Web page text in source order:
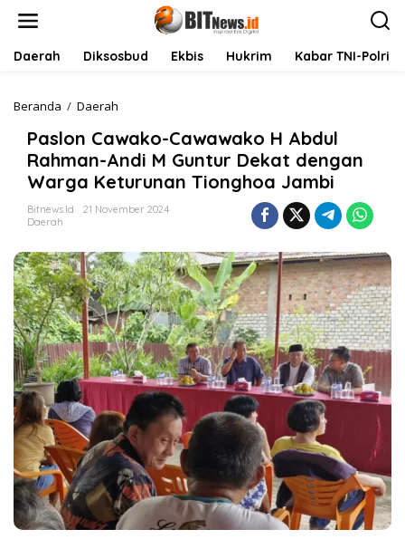
Daerah Diksosbud Ekbis Hukrim Kabar TNI-Polri
Beranda / Daerah
s
l
o
n
C
a
k
o
-
C
a
w
a
w
a
k
o
H
A
b
d
u
l
Paslon Cawako-Cawawako H Abdul
Rahman-Andi M Guntur Dekat dengan
Warga Keturunan Tionghoa Jambi
Bitnews.id
21 November 2024
Daerah